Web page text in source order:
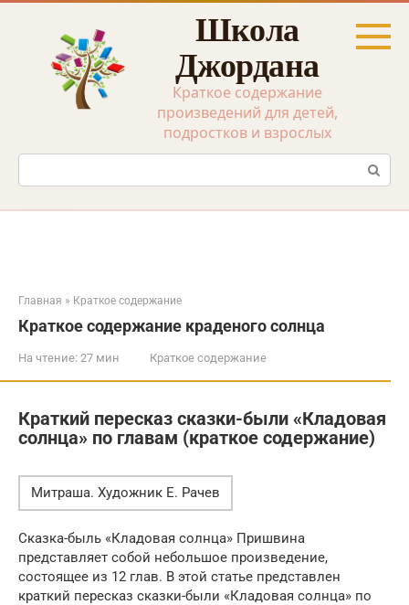
Перейти
Школа
Джордана
Краткое содержание
произведений для детей,
подростков и взрослых
Поиск:
Главная » Краткое содержание
Краткое содержание краденого солнца
На чтение: 27 мин Краткое содержание
Краткий пересказ сказки-были «Кладовая
солнца» по главам (краткое содержание)
Митраша. Художник Е. Рачев
Сказка-быль «Кладовая солнца» Пришвина
представляет собой небольшое произведение,
состоящее из 12 глав. В этой статье представлен
краткий пересказ сказки-были «Кладовая солнца» по